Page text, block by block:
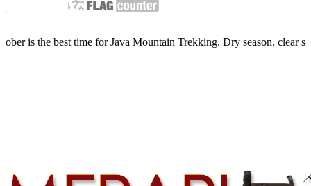
time for Java Mountain Trekking. Dry season, clear skies, limited